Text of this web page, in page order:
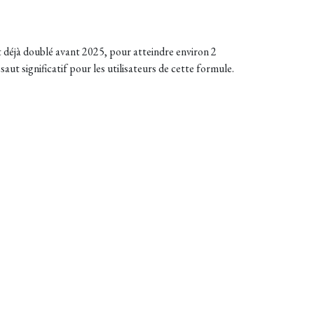
doublé avant 2025, pour atteindre environ 2
significatif pour les utilisateurs de cette formule.